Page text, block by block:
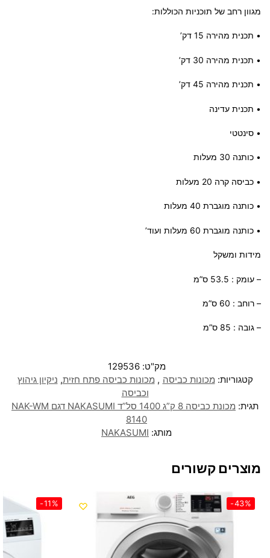
מגוון רחב של תוכניות הכוללות:
• תכנית מהירה 15 דק’
• תכנית מהירה 30 דק’
• תכנית מהירה 45 דק’
• תכנית עדינה
• סינטטי
• כותנה 30 מעלות
• כביסה קרה 20 מעלות
• כותנה מוגברת 40 מעלות
• כותנה מוגברת 60 מעלות ועוד’
מידות ומשקל
– עומק : 53.5 ס”מ
– רוחב : 60 ס”מ
– גובה : 85 ס”מ
מק"ט:129536
קטגוריות: מכונות כביסה , מכונות כביסה פתח חזית, ניקיון גיהוץ
וכביסה
תגית:
מכונת כביסה 8 ק”ג 1400 סל”ד NAKASUMI דגם NAK-WM
8140
מותג: NAKASUMI
מוצרים קשורים
-43%
-11%